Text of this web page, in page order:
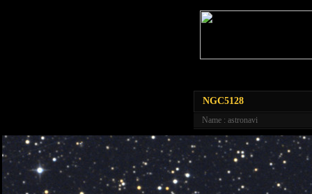
NGC5128
Name : astronavi